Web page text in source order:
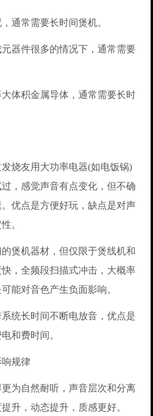
常需要长时间煲机。
件很多的情况下，通常需要
积金属导体，通常需要长时
友用大功率电器(如电饭锅)
，感觉声音有点变化，但不确
优点是方便好玩，缺点是对声
。
机器材，但仅限于煲线机和
，全频段扫描式冲击，大概率
能对音色产生负面影响。
长时间不断电放音，优点是
和费时间。
规律
自然耐听，声音层次和分离
升，动态提升，质感更好。